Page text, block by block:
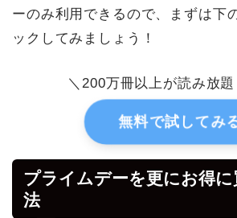
ーのみ利用できるので、まずは下
ックしてみましょう！
＼200万冊以上が読み放
無料で試してみ
プライムデーを更にお得
法